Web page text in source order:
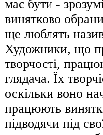
має бути -
винятково
ще люблять
Художники, що
творчості,
глядача. Їх
оскільки воно
працюють
підводячи під